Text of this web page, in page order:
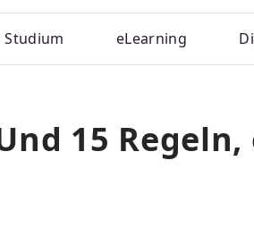
Studium eLearning
15 Regeln,